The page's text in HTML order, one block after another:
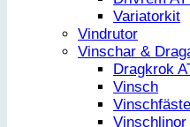
Variatorkit
Vindrutor
Vinschar &
Dragkrok
Vinsch
Vinschlinor